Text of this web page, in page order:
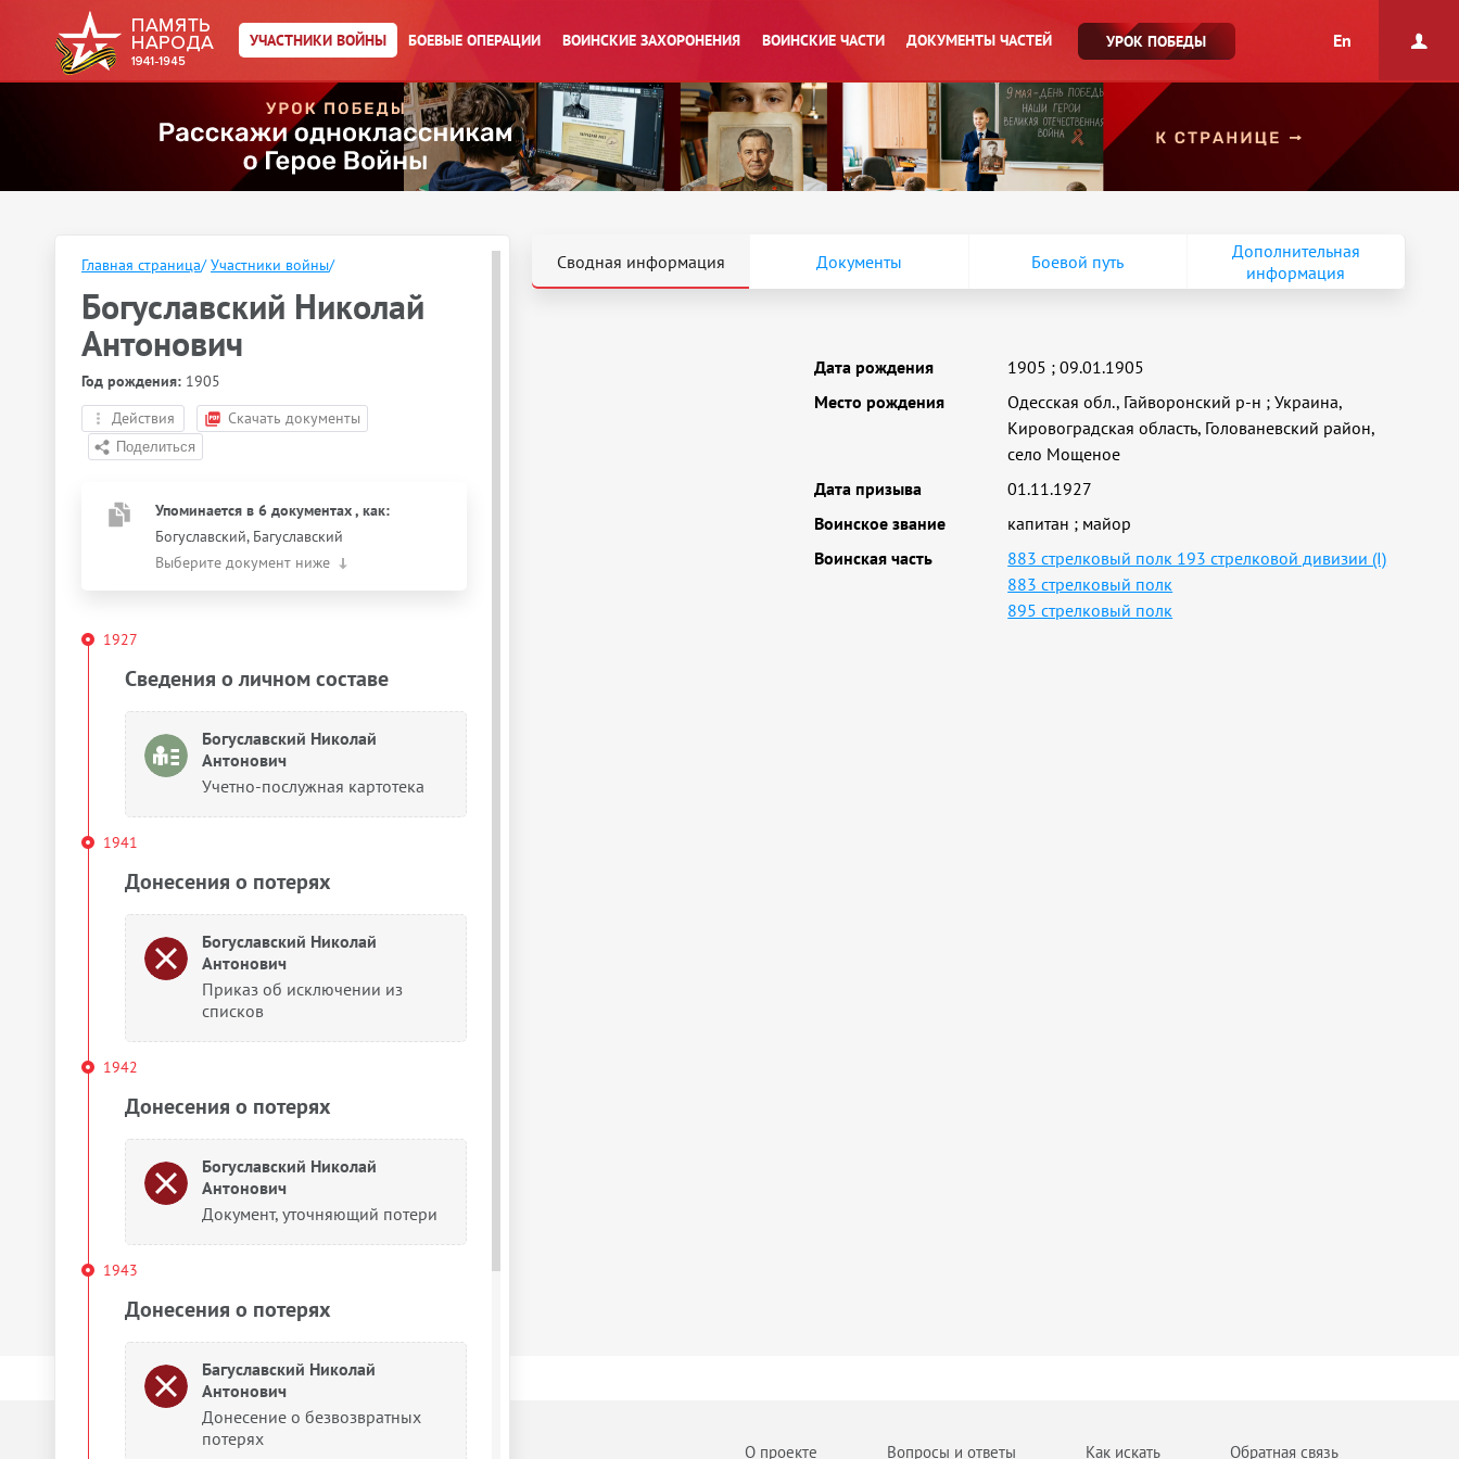
УЧАСТНИКИ ВОЙНЫ БОЕВЫЕ ОПЕРАЦИИ ВОИНСКИЕ ЗАХОРОНЕНИЯ ВОИНСКИЕ ЧАСТИ ДОКУМЕНТЫ ЧАСТЕЙ УРОК ПОБЕДЫ En
Главная страница/ Участники войны/
Богуславский Николай
Антонович
Год рождения: 1905
Действия
Скачать документы
Упоминается в 6 документах, как:
Богуславский, Багуславский
Выберите документ ниже
1927
Сведения о личном составе
Богуславский Николай
Антонович
Учетно-послужная картотека
1941
Донесения о потерях
Богуславский Николай
Антонович
Приказ об исключении из
списков
1942
Донесения о потерях
Богуславский Николай
Антонович
Документ, уточняющий потери
1943
Донесения о потерях
Багуславский Николай
Антонович
Донесение о безвозвратных
потерях
Сводная информация Документы Боевой путь
Дополнительная
информация
Дата рождения 1905 ;09.01.1905
Место рождения
Одесская обл., Гайворонский р-н ;Украина,
Кировоградская область, Голованевский район,
село Мощеное
Дата призыва
01.11.1927
Воинское звание
капитан ; майор
Воинская часть
883 стрелковый полк 193 стрелковой дивизии (I)
883 стрелковый полк
895 стрелковый полк
О проекте Вопросы и ответы Как искать Обратная связь